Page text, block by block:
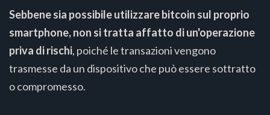
Sebbene sia possibile utilizzare bitcoin sul proprio
smartphone, non si tratta affatto di un'operazione
priva di rischi, poiché le transazioni vengono
trasmesse da un dispositivo che può essere sottratto
o compromesso.